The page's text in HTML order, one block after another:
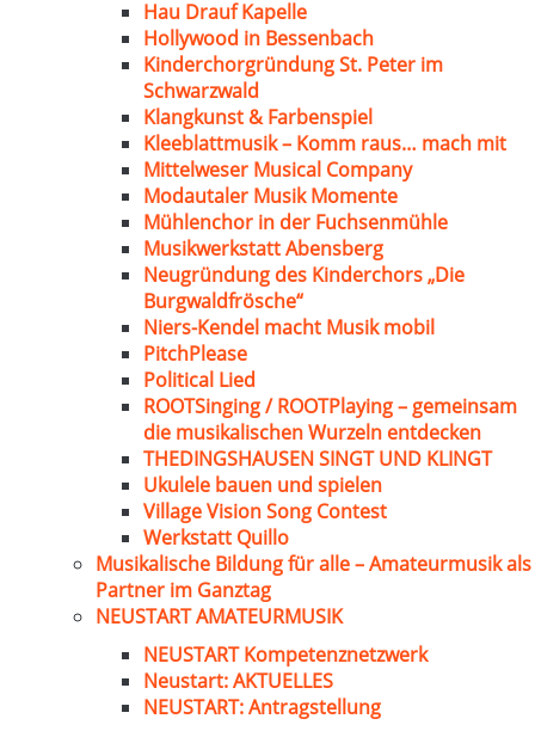
Hau Drauf Kapelle
Hollywood in Bessenbach
Kinderchorgründung St. Peter im
Schwarzwald
Klangkunst & Farbenspiel
Kleeblattmusik – Komm raus… mach mit
Mittelweser Musical Company
Modautaler Musik Momente
Mühlenchor in der Fuchsenmühle
Musikwerkstatt Abensberg
Neugründung des Kinderchors „Die
Burgwaldfrösche“
Niers-Kendel macht Musik mobil
PitchPlease
Political Lied
ROOTSinging / ROOTPlaying – gemeinsam
die musikalischen Wurzeln entdecken
THEDINGSHAUSEN SINGT UND KLINGT
Ukulele bauen und spielen
Village Vision Song Contest
Werkstatt Quillo
Musikalische Bildung für alle – Amateurmusik als
Partner im Ganztag
NEUSTART AMATEURMUSIK
NEUSTART Kompetenznetzwerk
Neustart: AKTUELLES
NEUSTART: Antragstellung